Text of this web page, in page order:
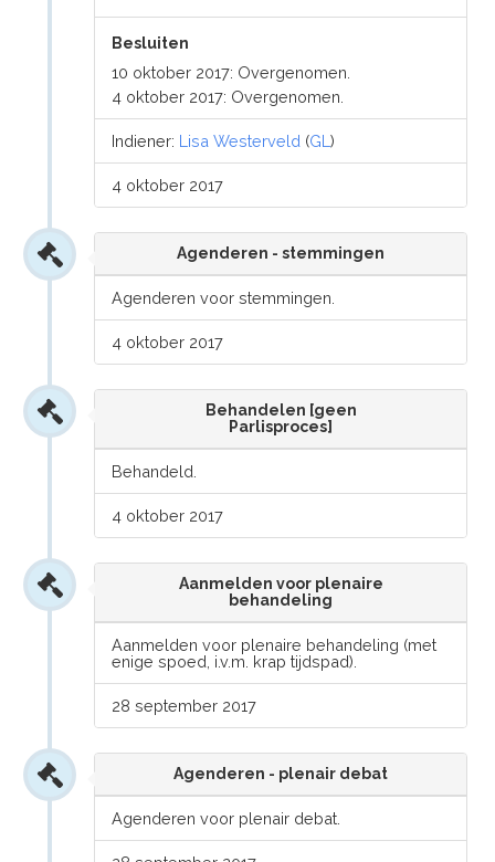
Besluiten
10 oktober 2017: Overgenomen.
4 oktober 2017: Overgenomen.
Indiener: Lisa Westerveld (GL)
4 oktober 2017
Agenderen - stemmingen
Agenderen voor stemmingen.
4 oktober 2017
Behandelen [geen
Parlisproces]
Behandeld.
4 oktober 2017
Aanmelden voor plenaire
behandeling
Aanmelden voor plenaire behandeling (met
enige spoed, i.v.m. krap tijdspad).
28 september 2017
Agenderen - plenair debat
Agenderen voor plenair debat.